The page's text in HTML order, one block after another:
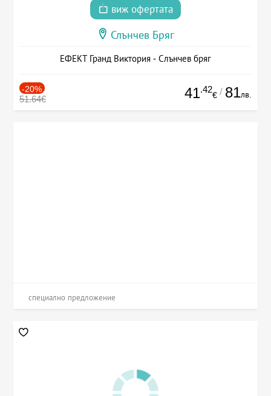
виж офертата
Слънчев Бряг
ЕФЕКТ Гранд Виктория - Слънчев бряг
-20%
51.64€ 41.42
€ / 81лв.
специално предложение